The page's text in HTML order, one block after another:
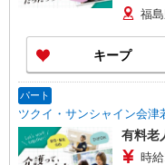
福
キープ
パート
ツクイ・サンシャイン会津
有料老
時給